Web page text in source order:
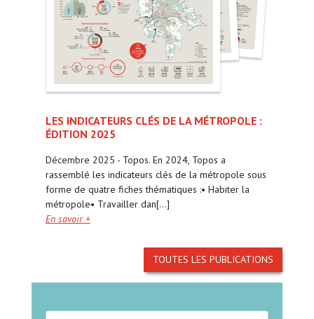
LES INDICATEURS CLÉS DE LA MÉTROPOLE :
ÉDITION 2025
Décembre 2025 - Topos. En 2024, Topos a
rassemblé les indicateurs clés de la métropole sous
forme de quatre fiches thématiques :• Habiter la
métropole• Travailler dan[...]
En savoir +
TOUTES LES PUBLICATIONS